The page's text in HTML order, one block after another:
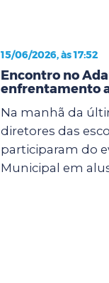
15/06/2026, às 17:52
Encontro no
enfrentamento
Na manhã da
diretores das
participaram do
Municipal em